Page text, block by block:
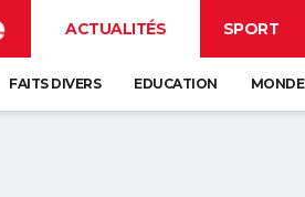
ACTUALITÉS SPORT
FAITS DIVERS EDUCATION MONDE